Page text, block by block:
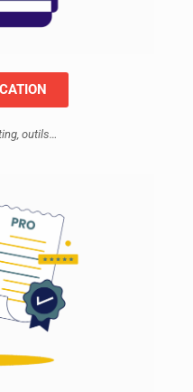
outils…